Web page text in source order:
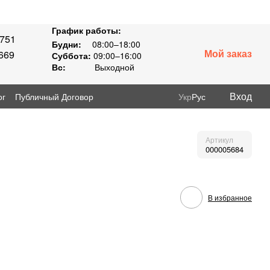
График работы:
Будни:
08:00–18:00
Суббота: 09:00–16:00
Вс:
Выходной
Мой заказ
Публичный Договор УкрРус Вход
Артикул
000005684
В избранное